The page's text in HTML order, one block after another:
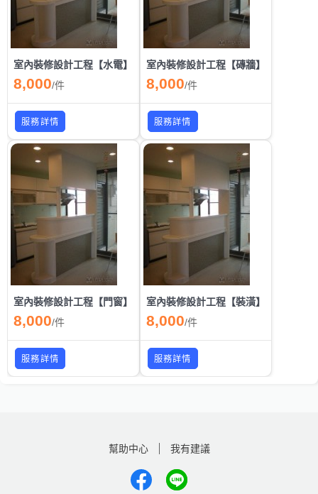
室內裝修設計工程【水電】
8,000/件
服務詳情
室內裝修設計工程【磚牆】
8,000/件
服務詳情
室內裝修設計工程【門窗】
8,000/件
服務詳情
室內裝修設計工程【裝潢】
8,000/件
服務詳情
幫助中心 我有建議